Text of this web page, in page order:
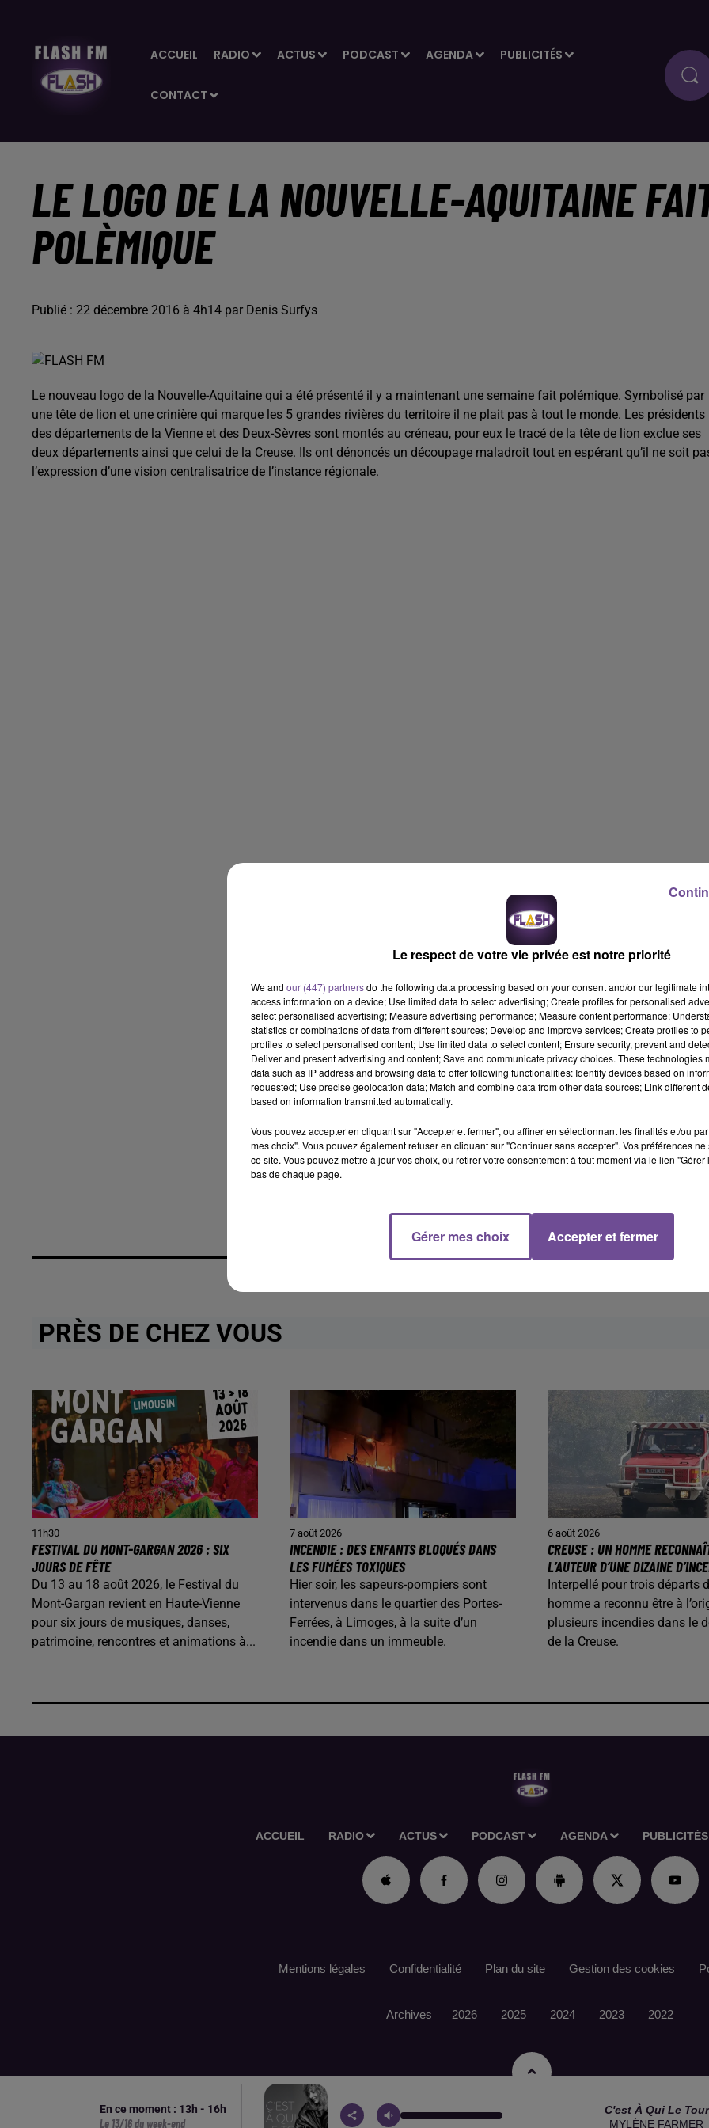
ACCUEIL RADIO ACTUS PODCAST AGENDA PUBLICITÉS
CONTACT
LE LOGO DE LA NOUVELLE-AQUITAINE
POLÈMIQUE
Publié : 22 décembre 2016 à 4h14 par Denis Surfys
Le nouveau logo de la Nouvelle-Aquitaine qui a été présenté il y a maintenant une semaine fait polémique. Symbolisé par
une tête de lion et une crinière qui marque les 5 grandes rivières du territoire il ne plait pas à tout le monde. Les présidents
des départements de la Vienne et des Deux-Sèvres sont montés au créneau, pour eux le tracé de la tête de lion exclue ses
deux départements ainsi que celui de la Creuse. Ils ont dénoncés un découpage maladroit tout en espérant qu’il ne soit
l’expression d’une vision centralisatrice de l’instance régionale.
PRÈS DE CHEZ VOUS
11h30
FESTIVAL DU MONT-GARGAN 2026 : SIX
JOURS DE FÊTE
Du 13 au 18 août 2026, le Festival du
Mont-Gargan revient en Haute-Vienne
pour six jours de musiques, danses,
patrimoine, rencontres et animations à...
7 août 2026
INCENDIE : DES ENFANTS BLOQUÉS DANS
LES FUMÉES TOXIQUES
Hier soir, les sapeurs-pompiers sont
intervenus dans le quartier des Portes-
Ferrées, à Limoges, à la suite d’un
incendie dans un immeuble.
6 août 2026
CREUSE : UN HOMME
L’AUTEUR D’UNE DIZAINE
Interpellé pour trois départs
homme a reconnu être à
plusieurs incendies dans le
de la Creuse.
ACCUEIL RADIO ACTUS PODCAST AGENDA PUBLICITÉS
En ce moment : 13h - 16h
Le 13/16 du week-end
C'est À Qui Le Tour
MYLÈNE FARMER
Mentions légales Confidentialité Plan du site Gestion des cookies
Archives 2026 2025 2024 2023 2022
Le respect de votre vie privée est notre priorité
We and our (447) partnersdo the following data processing based on your consent and/or our legitimate
access information on a device; Use limited data to select advertising; Create profiles for personalised
select personalised advertising; Measure advertising performance; Measure content performance;
statistics or combinations of data from different sources; Develop and improve services; Create profiles to
profiles to select personalised content; Use limited data to select content; Ensure security, prevent and
Deliver and present advertising and content; Save and communicate privacy choices. These technologies
data such as IP address and browsing data to offer following functionalities: Identify devices based on
requested; Use precise geolocation data; Match and combine data from other data sources; Link different
based on information transmitted automatically.
Vous pouvez accepter en cliquant sur "Accepter et fermer", ou affiner en sélectionnant les finalités et/ou
mes choix". Vous pouvez également refuser en cliquant sur "Continuer sans accepter". Vos préférences
ce site. Vous pouvez mettre à jour vos choix, ou retirer votre consentement à tout moment via le lien
bas de chaque page.
Gérer mes choix Accepter et fermer